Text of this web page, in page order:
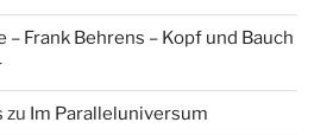
Frank Behrens – Kopf und Bauch
zu Im Paralleluniversum